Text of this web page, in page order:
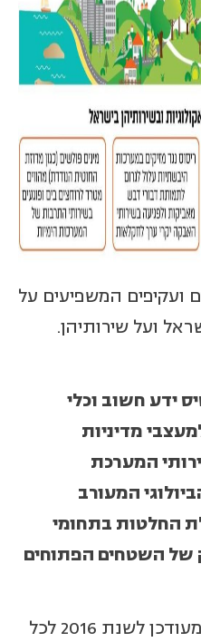
ועקיפים המשפיעים על
ועל שירותיהן.
ידע חשוב וכלי
מדיניות
המערכת
המעורב
החלטות בתחומי
של השטחים הפתוחים
יש לציין כי המידע המוצג מעודכן לשנת 2016 לכל